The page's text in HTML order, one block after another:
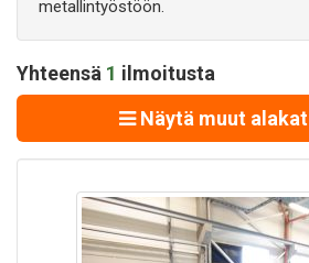
metallintyöstöön.
Yhteensä 1 ilmoitusta
Näytä muut